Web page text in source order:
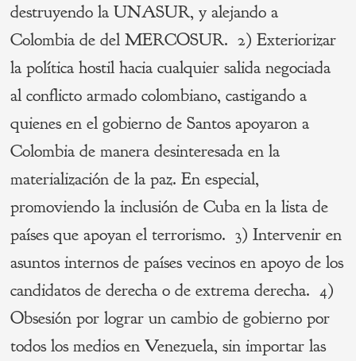
destruyendo la UNASUR, y alejando a
Colombia de del MERCOSUR. 2) Exteriorizar
la política hostil hacia cualquier salida negociada
al conflicto armado colombiano, castigando a
quienes en el gobierno de Santos apoyaron a
Colombia de manera desinteresada en la
materialización de la paz. En especial,
promoviendo la inclusión de Cuba en la lista de
países que apoyan el terrorismo. 3) Intervenir en
asuntos internos de países vecinos en apoyo de los
candidatos de derecha o de extrema derecha. 4)
Obsesión por lograr un cambio de gobierno por
todos los medios en Venezuela, sin importar las